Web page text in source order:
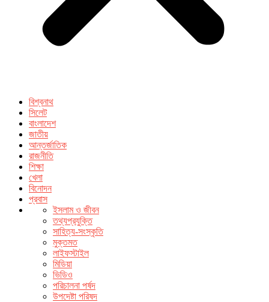
বিশ্বনাথ
সিলেট
বাংলাদেশ
জাতীয়
আন্তর্জাতিক
রাজনীতি
শিক্ষা
খেলা
বিনোদন
প্রবাস
ইসলাম ও জীবন
তথ্যপ্রযুক্তি
সাহিত্য-সংস্কৃতি
মুক্তমত
লাইফস্টাইল
মিডিয়া
ভিডিও
পরিচালনা পর্ষদ
উপদেষ্টা পরিষদ